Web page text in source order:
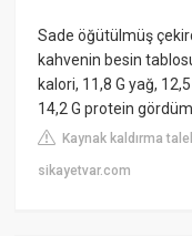
Sade öğütülmüş
kahvenin besin
kalori, 11,8 G yağ,
14,2 G protein gördüm.
Kaynak kaldırma
sikayetvar.com